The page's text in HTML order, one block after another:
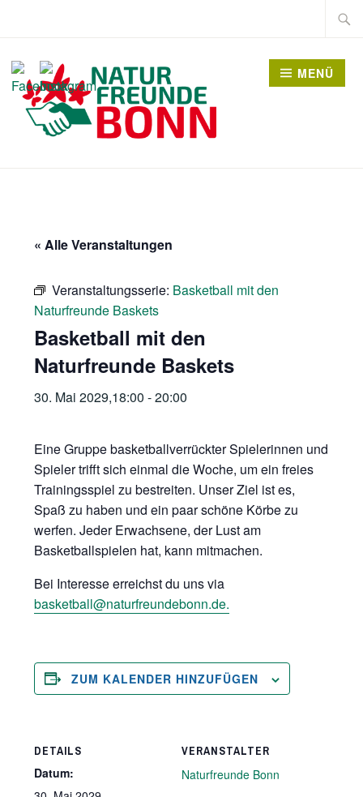
springen
Suche
MENÜ
« Alle Veranstaltungen
Veranstaltungsserie: Basketball mit den
Naturfreunde Baskets
Basketball mit den
Naturfreunde Baskets
30. Mai 2029,18:00 -20:00
Eine Gruppe basketballverrückter Spielerinnen und
Spieler trifft sich einmal die Woche, um ein freies
Trainingsspiel zu bestreiten. Unser Ziel ist es,
Spaß zu haben und ein paar schöne Körbe zu
werfen. Jeder Erwachsene, der Lust am
Basketballspielen hat, kann mitmachen.
Bei Interesse erreichst du uns via
basketball@naturfreundebonn.de.
ZUM KALENDER HINZUFÜGEN
DETAILS
Datum:
VERANSTALTER
Naturfreunde Bonn